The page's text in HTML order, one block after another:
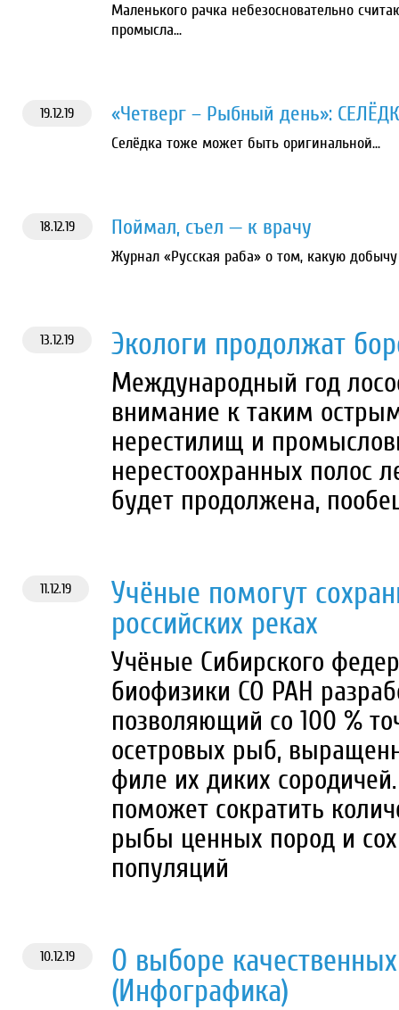
Маленького рачка небезосновательно
промысла...
19.12.19 «Четверг – Рыбный день»:
Селёдка тоже может быть оригинальной...
18.12.19 Поймал, съел — к врачу
Журнал «Русская раба» о том, какую
13.12.19 Экологи продолжат
Международный год
внимание к таким
нерестилищ и
нерестоохранных полос
будет продолжена,
11.12.19
Учёные помогут
российских реках
Учёные Сибирского
биофизики СО РАН
позволяющий со 100 %
осетровых рыб,
филе их диких
поможет сократить
рыбы ценных пород и
популяций
10.12.19
О выборе
(Инфографика)